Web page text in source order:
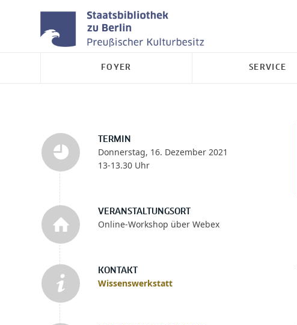
FOYER SERVICE
TERMIN
Donnerstag, 16. Dezember 2021
13-13.30 Uhr
VERANSTALTUNGSORT
Online-Workshop über Webex
KONTAKT
Wissenswerkstatt